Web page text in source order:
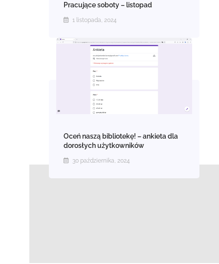
Pracujące soboty – listopad
1 listopada, 2024
Oceń naszą bibliotekę! – ankieta dla
dorosłych użytkowników
30 października, 2024